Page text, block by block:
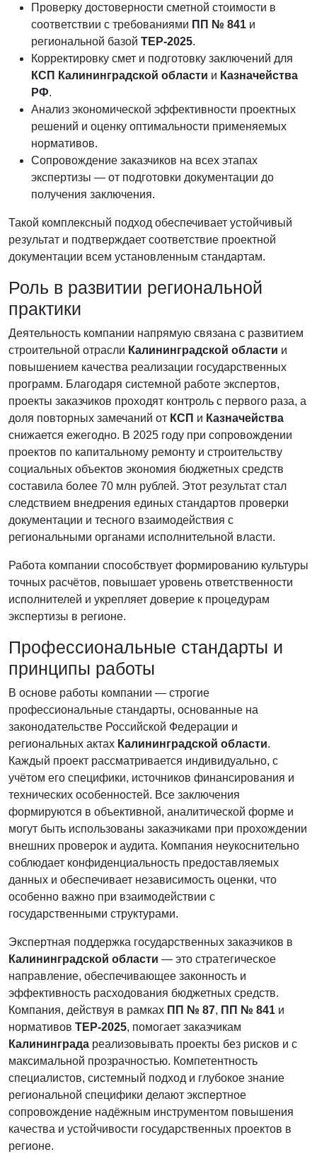
Проверку достоверности сметной стоимости в
соответствии с требованиями ПП № 841 и
региональной базой ТЕР-2025.
Корректировку смет и подготовку заключений для
КСП Калининградской области и Казначейства
РФ.
Анализ экономической эффективности проектных
решений и оценку оптимальности применяемых
нормативов.
Сопровождение заказчиков на всех этапах
экспертизы — от подготовки документации до
получения заключения.
Такой комплексный подход обеспечивает устойчивый
результат и подтверждает соответствие проектной
документации всем установленным стандартам.
Роль в развитии региональной
практики
Деятельность компании напрямую связана с развитием
строительной отрасли Калининградской области и
повышением качества реализации государственных
программ. Благодаря системной работе экспертов,
проекты заказчиков проходят контроль с первого раза, а
доля повторных замечаний от КСП и Казначейства
снижается ежегодно. В 2025 году при сопровождении
проектов по капитальному ремонту и строительству
социальных объектов экономия бюджетных средств
составила более 70 млн рублей. Этот результат стал
следствием внедрения единых стандартов проверки
документации и тесного взаимодействия с
региональными органами исполнительной власти.
Работа компании способствует формированию культуры
точных расчётов, повышает уровень ответственности
исполнителей и укрепляет доверие к процедурам
экспертизы в регионе.
Профессиональные стандарты и
принципы работы
В основе работы компании — строгие
профессиональные стандарты, основанные на
законодательстве Российской Федерации и
региональных актах Калининградской области.
Каждый проект рассматривается индивидуально, с
учётом его специфики, источников финансирования и
технических особенностей. Все заключения
формируются в объективной, аналитической форме и
могут быть использованы заказчиками при прохождении
внешних проверок и аудита. Компания неукоснительно
соблюдает конфиденциальность предоставляемых
данных и обеспечивает независимость оценки, что
особенно важно при взаимодействии с
государственными структурами.
Экспертная поддержка государственных заказчиков в
Калининградской области — это стратегическое
направление, обеспечивающее законность и
эффективность расходования бюджетных средств.
Компания, действуя в рамках ПП № 87, ПП № 841 и
нормативов ТЕР-2025, помогает заказчикам
Калининграда реализовывать проекты без рисков и с
максимальной прозрачностью. Компетентность
специалистов, системный подход и глубокое знание
региональной специфики делают экспертное
сопровождение надёжным инструментом повышения
качества и устойчивости государственных проектов в
регионе.